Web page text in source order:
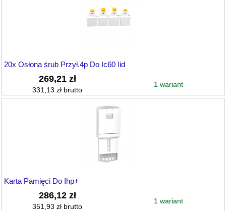
20x Osłona śrub Przył.4p Do Ic60 Iid
269,21 zł
331,13 zł brutto
1 wariant
Karta Pamięci Do Ihp+
286,12 zł
351,93 zł brutto
1 wariant